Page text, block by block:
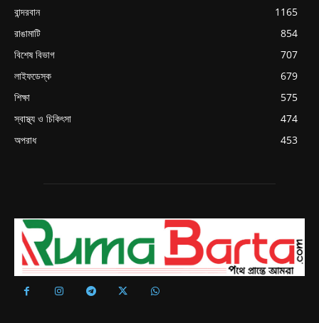
বান্দরবান
1165
রাঙামাটি
854
বিশেষ বিভাগ
707
লাইফডেস্ক
679
শিক্ষা
575
স্বাস্থ্য ও চিকিৎসা
474
অপরাধ
453